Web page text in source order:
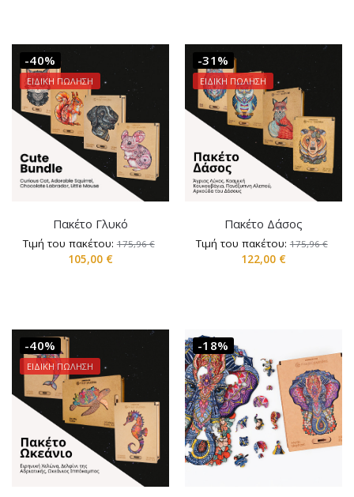
-40%
ΕΙΔΙΚΗ ΠΩΛΗΣΗ
Πακέτο Γλυκό
Τιμή του πακέτου:175,96€
105,00 €
-31%
ΕΙΔΙΚΗ ΠΩΛΗΣΗ
Πακέτο Δάσος
Τιμή του πακέτου:175,96€
122,00 €
-40%
ΕΙΔΙΚΗ ΠΩΛΗΣΗ
-18%